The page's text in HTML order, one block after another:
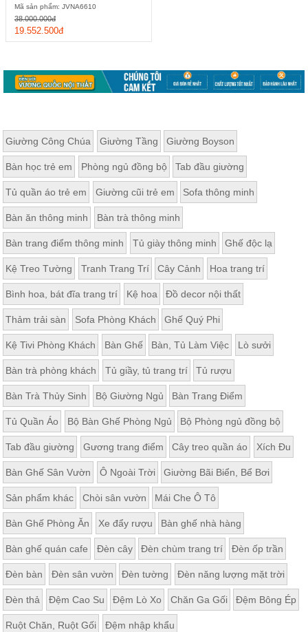
Mỗi một bậc thang sẽ được gia công, bắn ốc vít vô cùng chắc
chắn với khả năng chịu trọng tải rất lớn và hạn chế các trường
hợp bị trượt chân.
Mã sản phẩm: JVNA6610
19.552.500đ
38.000.000đ
Giường Công Chúa Giường Tầng Giường Boyson
Bàn học trẻ em Phòng ngủ đồng bộ Tab đầu giường
Tủ quần áo trẻ em Giường cũi trẻ em Sofa thông minh
Bàn ăn thông minh Bàn trà thông minh
Bàn trang điểm thông minh Tủ giày thông minh Ghế độc lạ
Kệ Treo Tường Tranh Trang Trí Cây Cảnh Hoa trang trí
Bình hoa, bát đĩa trang trí Kệ hoa Đồ decor nội thất
Thảm trải sàn Sofa Phòng Khách Ghế Quý Phi
Kệ Tivi Phòng Khách Bàn Ghế Bàn, Tủ Làm Việc Lò sưởi
Bàn trà phòng khách Tủ giầy, tủ trang trí Tủ rượu
Bàn Trà Thủy Sinh Bộ Giường Ngủ Bàn Trang Điểm
Tủ Quần Áo Bộ Bàn Ghế Phòng Ngủ Bộ Phòng ngủ đồng bộ
Tab đầu giường Gương trang điểm Cây treo quần áo Xích Đu
Bàn Ghế Sân Vườn Ô Ngoài Trời Giường Bãi Biển, Bể Bơi
Sản phẩm khác Chòi sân vườn Mái Che Ô Tô
Bàn Ghế Phòng Ăn Xe đẩy rượu Bàn ghế nhà hàng
Bàn ghế quán cafe Đèn cây Đèn chùm trang trí Đèn ốp trần
Đèn bàn Đèn sân vườn Đèn tường Đèn năng lượng mặt trời
Đèn thả Đệm Cao Su Đệm Lò Xo Chăn Ga Gối Đệm Bông Ép
Ruột Chăn, Ruột Gối Đệm nhập khẩu